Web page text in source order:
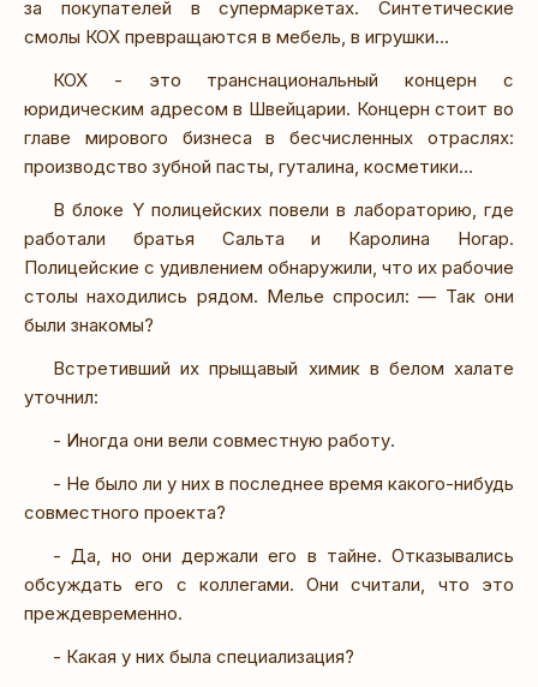
за покупателей в супермаркетах. Синтетические
смолы КОХ превращаются в мебель, в игрушки…
КОХ - это транснациональный концерн с
юридическим адресом в Швейцарии. Концерн стоит во
главе мирового бизнеса в бесчисленных отраслях:
производство зубной пасты, гуталина, косметики…
В блоке Y полицейских повели в лабораторию, где
работали братья Сальта и Каролина Ногар.
Полицейские с удивлением обнаружили, что их рабочие
столы находились рядом. Мелье спросил: — Так они
были знакомы?
Встретивший их прыщавый химик в белом халате
уточнил:
- Иногда они вели совместную работу.
- Не было ли у них в последнее время какого-нибудь
совместного проекта?
- Да, но они держали его в тайне. Отказывались
обсуждать его с коллегами. Они считали, что это
преждевременно.
- Какая у них была специализация?